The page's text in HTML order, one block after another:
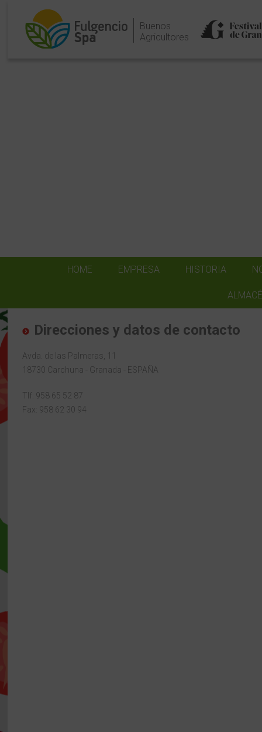
Buenos
Agricultores
HOME EMPRESA HISTORIA
Direcciones y datos de contacto
Avda. de las Palmeras, 11
18730 Carchuna - Granada - ESPAÑA
Tlf: 958 65 52 87
Fax: 958 62 30 94